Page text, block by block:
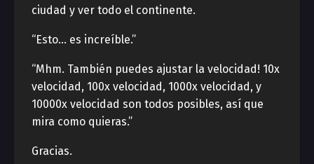
ciudad y ver todo el continente.
“Esto… es increíble.”
“Mhm. También puedes ajustar la velocidad! 10x
velocidad, 100x velocidad, 1000x velocidad, y
10000x velocidad son todos posibles, así que
mira como quieras.”
Gracias.